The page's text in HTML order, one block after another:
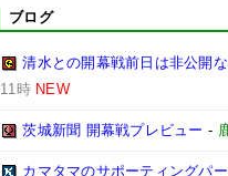
ブログ
清水との開幕戦前日は非公開
11時 NEW
茨城新聞 開幕戦プレビュー -
カマタマのサポーティングパ